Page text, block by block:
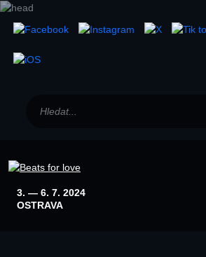
3. — 6. 7. 2024
OSTRAVA